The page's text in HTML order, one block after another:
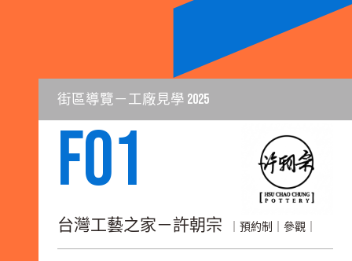
街區導覽－工廠見學 2025
F01
台灣工藝之家－許朝宗 ｜預約制｜參觀｜